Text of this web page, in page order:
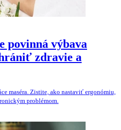
povinná výbava
zdravie a
maséra. Zistite, ako nastaviť ergonómiu,
problémom.